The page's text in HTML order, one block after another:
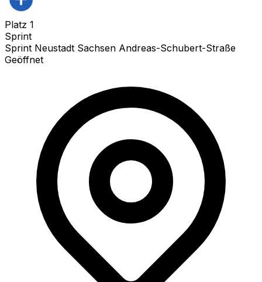
Platz 1
Sprint
Sprint Neustadt Sachsen Andreas-Schubert-Straße
Geöffnet